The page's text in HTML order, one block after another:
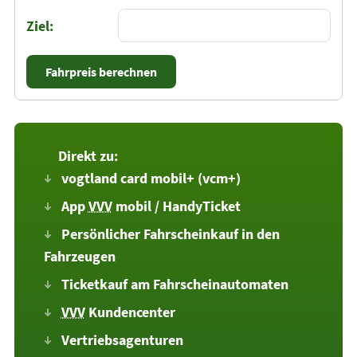
Ziel:
Fahrpreis berechnen
vogtland card mobil+ (vcm+)
AppVVVmobil / HandyTicket
Persönlicher Fahrscheinkauf in den
Fahrzeugen
Ticketkauf am Fahrscheinautomaten
VVVKundencenter
Vertriebsagenturen